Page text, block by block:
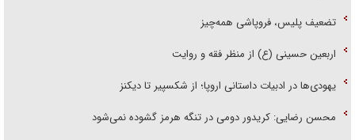
تضعیف پلیس، فروپاشی همه‌چیز
اربعین حسینی (ع) از منظر فقه و روایت
یهودی‌ها در ادبیات داستانی اروپا؛ از شکسپیر تا دیکنز
محسن رضایی: کریدور دومی در تنگه هرمز گشوده نمی‌شود